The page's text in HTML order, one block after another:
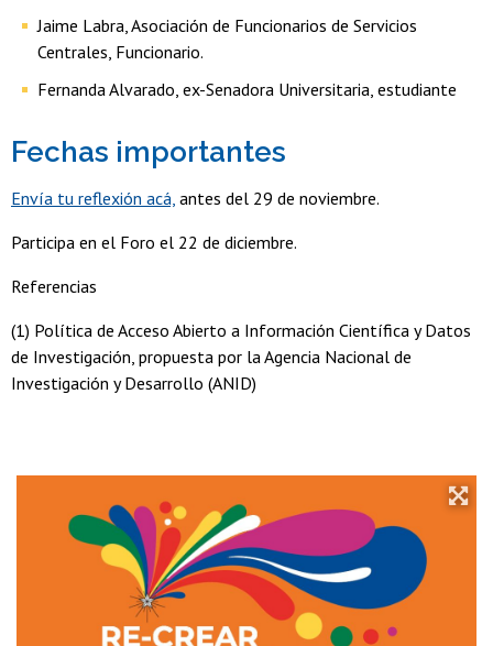
Jaime Labra, Asociación de Funcionarios de Servicios
Centrales, Funcionario.
Fernanda Alvarado, ex-Senadora Universitaria, estudiante
Fechas importantes
Envía tu reflexión acá, antes del 29 de noviembre.
Participa en el Foro el 22 de diciembre.
Referencias
(1) Política de Acceso Abierto a Información Científica y Datos
de Investigación, propuesta por la Agencia Nacional de
Investigación y Desarrollo (ANID)